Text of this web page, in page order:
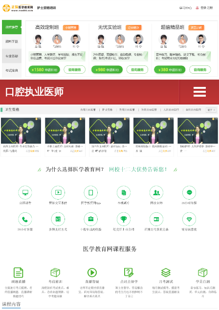
口腔执业医师